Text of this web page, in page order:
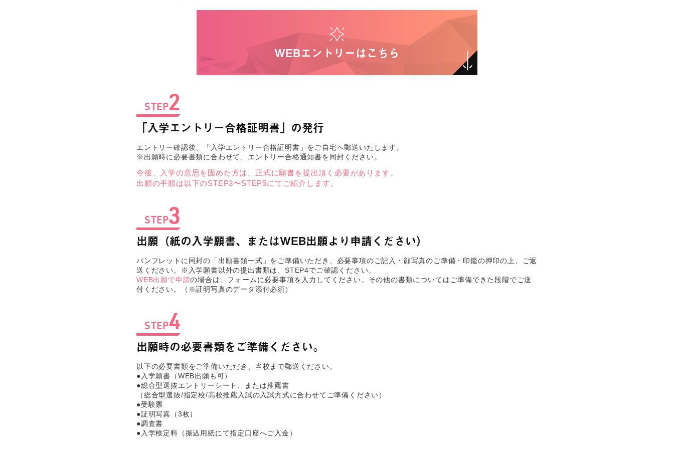
WEBエントリーはこちら
STEP2
「入学エントリー合格証明書」の発行
エントリー確認後、「入学エントリー合格証明書」をご自宅へ郵送いたします。
※出願時に必要書類に合わせて、エントリー合格通知書を同封ください。
今後、入学の意思を固めた方は、正式に願書を提出頂く必要があります。
出願の手順は以下のSTEP3〜STEP5にてご紹介します。
STEP3
出願（紙の入学願書、またはWEB出願より申請ください）
パンフレットに同封の「出願書類一式」をご準備いただき、必要事項のご記入・顔写真のご準備・印鑑の押印の上、ご返
送ください。※入学願書以外の提出書類は、STEP4でご確認ください。
WEB出願で申請の場合は、フォームに必要事項を入力してください。その他の書類についてはご準備できた段階でご送
付ください。（※証明写真のデータ添付必須）
STEP4
出願時の必要書類をご準備ください。
以下の必要書類をご準備いただき、当校まで郵送ください。
●入学願書（WEB出願も可）
●総合型選抜エントリーシート、または推薦書
（総合型選抜/指定校/高校推薦入試の入試方式に合わせてご準備ください）
●受験票
●証明写真（3枚）
●調査書
●入学検定料（振込用紙にて指定口座へご入金）